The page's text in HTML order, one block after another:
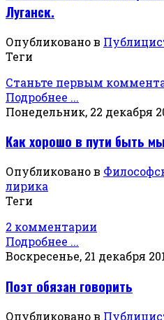
Луганск.
Опубликовано в
Теги
Станьте первым
Подробнее ...
Понедельник, 22 декабря
Как хорошо в пути быть
Опубликовано в
лирика
Теги
2 комментарии
Подробнее ...
Воскресенье, 21 декабря
Поэт обязан говорить
Опубликовано в